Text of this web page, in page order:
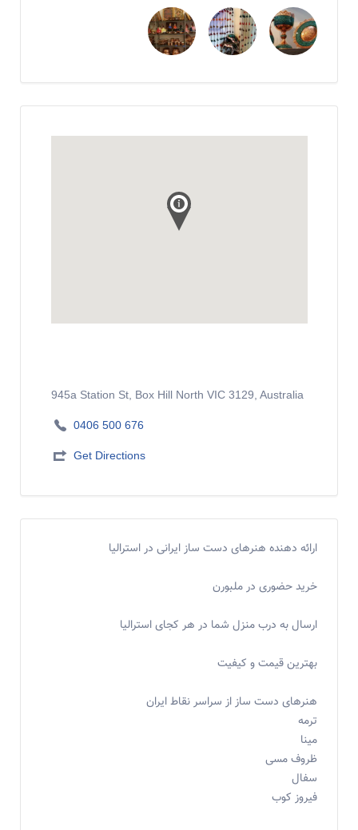
945a Station St, Box Hill North VIC 3129, Australia
0406 500 676
Get Directions
ارائه دهنده هنرهای دست ساز ایرانی در استرالیا
خرید حضوری در ملبورن
ارسال به درب منزل شما در هر کجای استرالیا
بهترین قیمت و کیفیت
هنرهای دست ساز از سراسر نقاط ایران
ترمه
مینا
ظروف مسی
سفال
فیروز کوب